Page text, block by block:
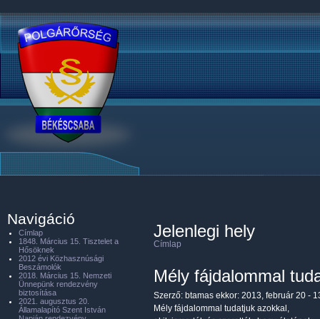
Jelenlegi hely
Címlap
Mély fájdalommal
Szerző: btamas ekkor: 2013, február 20 -
Mély fájdalommal tudatjuk azokkal,
Navigáció
Címlap
1848. Március 15. Tisztelet a
Hősöknek
2012 évi Közhasznúsági
Beszámolók
2018. Március 15. Nemzeti
Ünnepünk rendezvény
biztosítása
2021. augusztus 20.
Államalapító Szent István